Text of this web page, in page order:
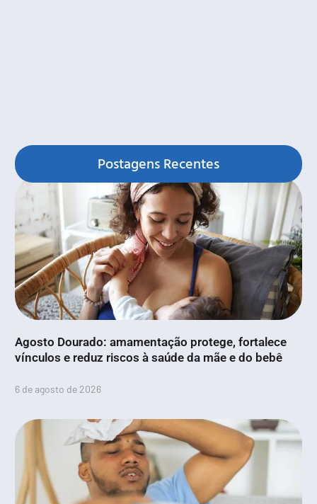
Postagens Recentes
Agosto Dourado: amamentação protege, fortalece
vínculos e reduz riscos à saúde da mãe e do bebê
6 de agosto de 2026